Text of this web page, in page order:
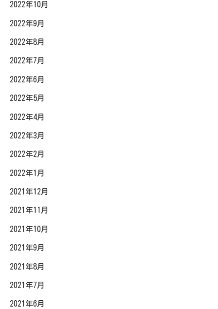
2022年10月
2022年9月
2022年8月
2022年7月
2022年6月
2022年5月
2022年4月
2022年3月
2022年2月
2022年1月
2021年12月
2021年11月
2021年10月
2021年9月
2021年8月
2021年7月
2021年6月